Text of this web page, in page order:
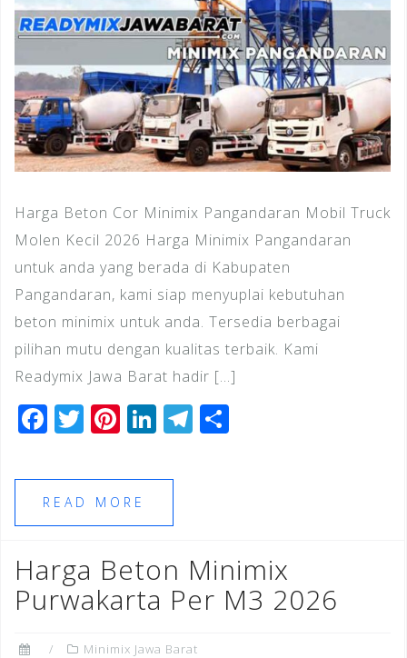
Harga Beton Cor Minimix Pangandaran Mobil Truck
Molen Kecil 2026 Harga Minimix Pangandaran
untuk anda yang berada di Kabupaten
Pangandaran, kami siap menyuplai kebutuhan
beton minimix untuk anda. Tersedia berbagai
pilihan mutu dengan kualitas terbaik. Kami
Readymix Jawa Barat hadir […]
F
c
e
b
o
o
k
T
tt
e
r
Pi
te
r
e
st
Li
k
dI
n
T
m
READ MORE
Harga Beton Minimix
Purwakarta Per M3 2026
Minimix Jawa Barat